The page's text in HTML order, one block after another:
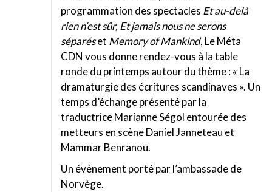
programmation des spectacles Et au-delà
rien n’est sûr, Et jamais nous ne serons
séparéset Memory of Mankind, Le Méta
CDN vous donne rendez-vous à la table
ronde du printemps autour du thème : « La
dramaturgie des écritures scandinaves ». Un
temps d’échange présenté par la
traductrice Marianne Ségol entourée des
metteurs en scène Daniel Janneteau et
Mammar Benranou.
Un évènement porté par l’ambassade de
Norvège.